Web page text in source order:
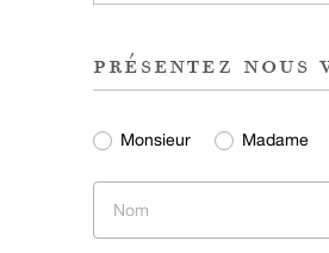
présentez nous
Monsieur Madame